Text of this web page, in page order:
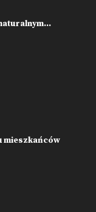
mieszkańców